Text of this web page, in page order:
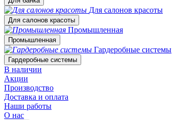
Для салонов красоты
Для салонов красоты
Промышленная
Промышленная
Гардеробные системы
Гардеробные системы
В наличии
Акции
Производство
Доставка и оплата
Наши работы
О нас